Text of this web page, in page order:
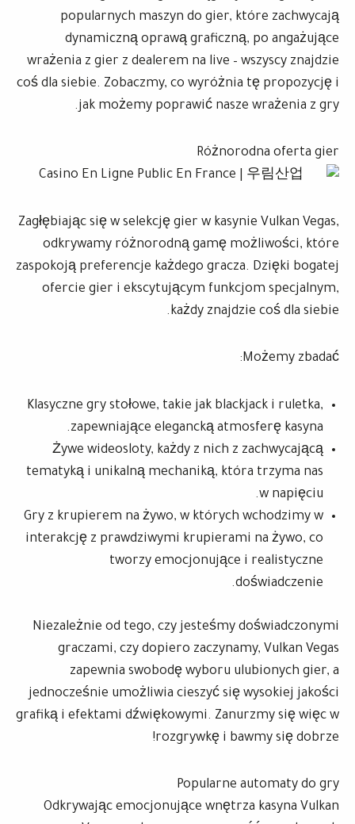
popularnych maszyn do gier, które zachwycają
dynamiczną oprawą graficzną, po angażujące
wrażenia z gier z dealerem na live – wszyscy znajdzie
coś dla siebie. Zobaczmy, co wyróżnia tę propozycję i
jak możemy poprawić nasze wrażenia z gry.
Różnorodna oferta gier
Zagłębiając się w selekcję gier w kasynie Vulkan Vegas,
odkrywamy różnorodną gamę możliwości, które
zaspokoją preferencje każdego gracza. Dzięki bogatej
ofercie gier i ekscytującym funkcjom specjalnym,
każdy znajdzie coś dla siebie.
Możemy zbadać:
Klasyczne gry stołowe, takie jak blackjack i ruletka,
zapewniające elegancką atmosferę kasyna.
Żywe wideosloty, każdy z nich z zachwycającą
tematyką i unikalną mechaniką, która trzyma nas
w napięciu.
Gry z krupierem na żywo, w których wchodzimy w
interakcję z prawdziwymi krupierami na żywo, co
tworzy emocjonujące i realistyczne
doświadczenie.
Niezależnie od tego, czy jesteśmy doświadczonymi
graczami, czy dopiero zaczynamy, Vulkan Vegas
zapewnia swobodę wyboru ulubionych gier, a
jednocześnie umożliwia cieszyć się wysokiej jakości
grafiką i efektami dźwiękowymi. Zanurzmy się więc w
rozgrywkę i bawmy się dobrze!
Popularne automaty do gry
Odkrywając emocjonujące wnętrza kasyna Vulkan